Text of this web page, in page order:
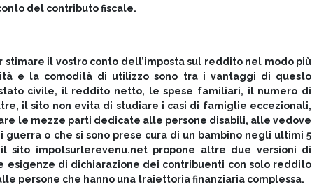
del contributo fiscale.
il vostro conto dell’imposta sul reddito nel modo più
e la comodità di utilizzo sono tra i vantaggi di questo
civile, il reddito netto, le spese familiari, il numero di
il sito non evita di studiare i casi di famiglie eccezionali,
le mezze parti dedicate alle persone disabili, alle vedove
o che si sono prese cura di un bambino negli ultimi 5
sito impotsurlerevenu.net propone altre due versioni di
di dichiarazione dei contribuenti con solo reddito
persone che hanno una traiettoria finanziaria complessa.